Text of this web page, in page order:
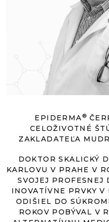
EPIDERMA ®
CELOŽIVOTNÉ
ZAKLADATEĽA
DOKTOR SKALICKÝ
KARLOVU V PRAHE V
SVOJEJ PROFESNEJ
INOVATÍVNE PRVKY
ODIŠIEL DO
ROKOV POBÝVAL V